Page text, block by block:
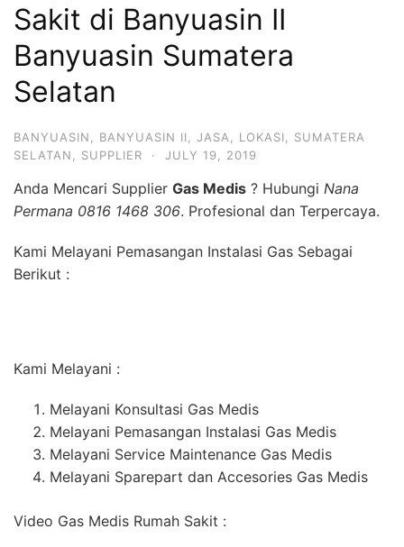
Sakit di Banyuasin II
Banyuasin Sumatera
Selatan
BANYUASIN BANYUASIN II JASA LOKASI
SUMATERA
SELATAN
SUPPLIER · JULY 19, 2019
Anda Mencari Supplier Gas Medis ? Hubungi Nana
Permana 0816 1468 306. Profesional dan Terpercaya.
Kami Melayani Pemasangan Instalasi Gas Sebagai
Berikut :
Kami Melayani :
Melayani Konsultasi Gas Medis
Melayani Pemasangan Instalasi Gas Medis
Melayani Service Maintenance Gas Medis
Melayani Sparepart dan Accesories Gas Medis
Video Gas Medis Rumah Sakit :